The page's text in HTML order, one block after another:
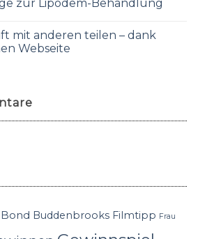
zur Lipödem-Behandlung
mit anderen teilen – dank
Webseite
Bond Buddenbrooks Filmtipp Frau